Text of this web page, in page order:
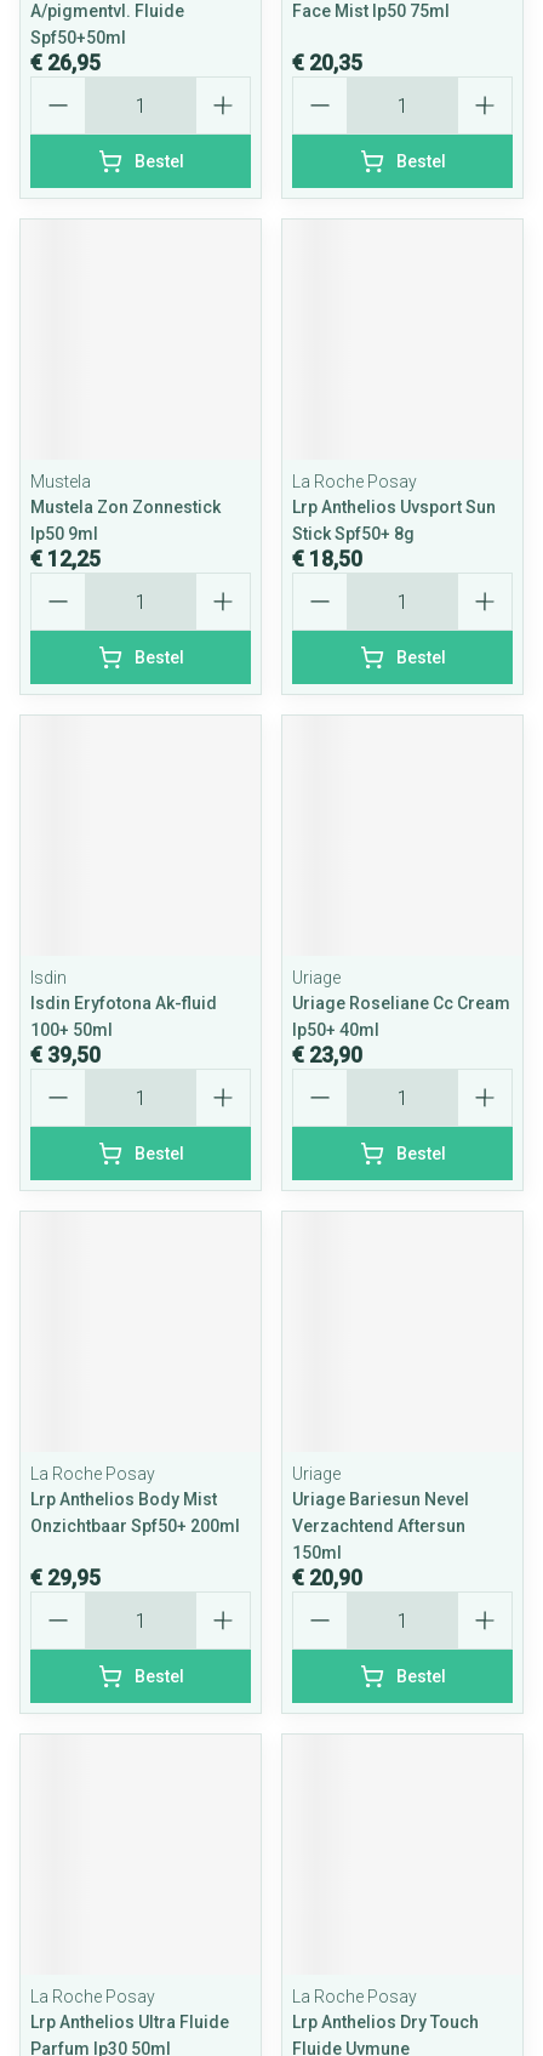
A/pigmentvl. Fluide
Spf50+50ml
€ 26,95
Bestel
Face Mist Ip50 75ml
€ 20,35
Bestel
Mustela
Mustela Zon Zonnestick
Ip50 9ml
€ 12,25
Bestel
La Roche Posay
Lrp Anthelios Uvsport Sun
Stick Spf50+ 8g
€ 18,50
Bestel
Isdin
Isdin Eryfotona Ak-fluid
100+ 50ml
€ 39,50
Bestel
Uriage
Uriage Roseliane Cc Cream
Ip50+ 40ml
€ 23,90
Bestel
La Roche Posay
Lrp Anthelios Body Mist
Onzichtbaar Spf50+ 200ml
€ 29,95
Bestel
Uriage
Uriage Bariesun Nevel
Verzachtend Aftersun
150ml
€ 20,90
Bestel
La Roche Posay
Lrp Anthelios Ultra Fluide
Parfum Ip30 50ml
La Roche Posay
Lrp Anthelios Dry Touch
Fluide Uvmune